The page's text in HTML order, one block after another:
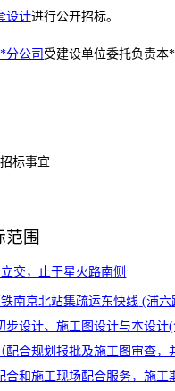
设计进行公开招标。
分公司 受建设单位委托负责
标事宜
范围
交，止于星火路南侧
南京北站集疏运东快线 (浦六
步设计、施工图设计与本设计
配合规划报批及施工图审查，
合和施工现场配合服务，施工